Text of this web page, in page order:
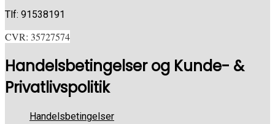
Tlf: 91538191
CVR: 35727574
Handelsbetingelser og Kunde- &
Privatlivspolitik
Handelsbetingelser